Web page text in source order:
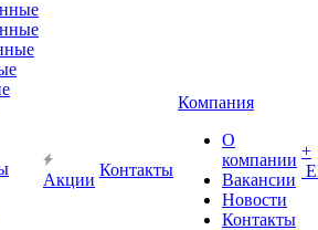
Акции
Контакты
Компания
О
компании
Вакансии
Новости
Контакты
+